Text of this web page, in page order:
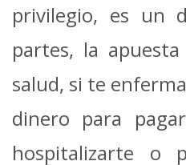
privilegio, es un
partes, la
salud, si te
dinero para
hospitalizarte o